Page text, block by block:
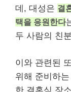
데, 대성은 결
택을 응원한다
두 사람의 친
이와 관련된
위해 준비하
한 결혼식 장